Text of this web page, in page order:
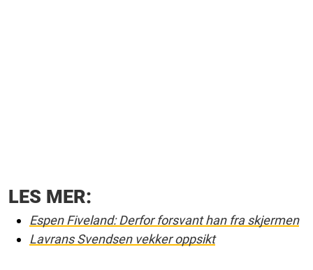
LES MER:
Espen Fiveland: Derfor forsvant han fra skjermen
Lavrans Svendsen vekker oppsikt